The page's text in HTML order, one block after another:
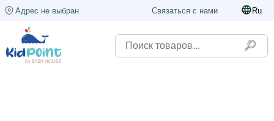
Адрес не выбран Связаться с нами Ru